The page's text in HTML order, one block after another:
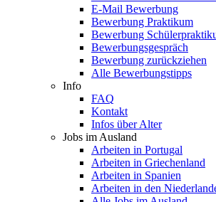
E-Mail Bewerbung
Bewerbung Praktikum
Bewerbung
Bewerbungsgespräch
Bewerbung zurückziehen
Alle Bewerbungstipps
Info
FAQ
Kontakt
Infos über Alter
Jobs im Ausland
Arbeiten in Portugal
Arbeiten in Griechenland
Arbeiten in Spanien
Arbeiten in den